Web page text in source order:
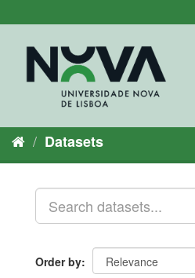
to
Datasets
Order by